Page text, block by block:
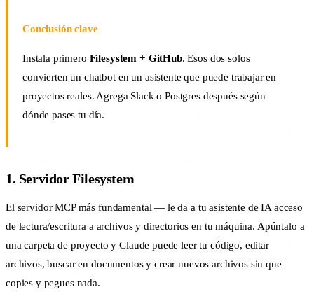
Conclusión clave
Instala primero Filesystem + GitHub. Esos dos solos
convierten un chatbot en un asistente que puede trabajar en
proyectos reales. Agrega Slack o Postgres después según
dónde pases tu día.
1. Servidor Filesystem
El servidor MCP más fundamental — le da a tu asistente de IA acceso
de lectura/escritura a archivos y directorios en tu máquina. Apúntalo a
una carpeta de proyecto y Claude puede leer tu código, editar
archivos, buscar en documentos y crear nuevos archivos sin que
copies y pegues nada.